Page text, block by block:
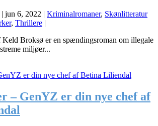
| jun 6, 2022 | Kriminalromaner, Skønlitteratur
, Thrillere |
Broksø er en spændingsroman om illegale
miljøer...
– GenYZ er din nye chef af